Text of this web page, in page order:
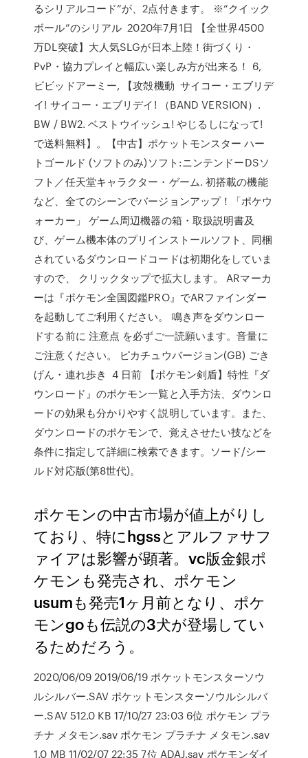
るシリアルコード”が、2点付きます。 ※“クイック
ボール”のシリアル 2020年7月1日 【全世界4500
万DL突破】大人気SLGが日本上陸！街づくり・
PvP・協力プレイと幅広い楽しみ方が出来る！ 6,
ビビッドアーミー, 【攻殻機動 サイコー・エブリデ
イ! サイコー・エブリデイ! （BAND VERSION）.
BW / BW2. ベストウイッシュ! やじるしになって!
で送料無料】。【中古】ポケットモンスター ハー
トゴールド (ソフトのみ)ソフト:ニンテンドーDSソ
フト／任天堂キャラクター・ゲーム. 初搭載の機能
など、全てのシーンでバージョンアップ！「ポケウ
ォーカー」 ゲーム周辺機器の箱・取扱説明書及
び、ゲーム機本体のプリインストールソフト、同梱
されているダウンロードコードは初期化をしていま
すので、 クリックタップで拡大します。 ARマーカ
ーは『ポケモン全国図鑑PRO』でARファインダー
を起動してご利用ください。 鳴き声をダウンロー
ドする前に 注意点 を必ずご一読願います。音量に
ご注意ください。 ピカチュウバージョン(GB) ごき
げん・連れ歩き 4 日前 【ポケモン剣盾】特性『ダ
ウンロード』のポケモン一覧と入手方法、ダウンロ
ードの効果も分かりやすく説明しています。また、
ダウンロードのポケモンで、覚えさせたい技などを
条件に指定して詳細に検索できます。ソード/シー
ルド対応版(第8世代)。
ポケモンの中古市場が値上がりし
ており、特にhgssとアルファサフ
ァイアは影響が顕著。vc版金銀ポ
ケモンも発売され、ポケモン
usumも発売1ヶ月前となり、ポケ
モンgoも伝説の3犬が登場してい
るためだろう。
2020/06/09 2019/06/19 ポケットモンスターソウ
ルシルバー.SAV ポケットモンスターソウルシルバ
ー.SAV 512.0 KB 17/10/27 23:03 6位 ポケモン プラ
チナ メタモン.sav ポケモン プラチナ メタモン.sav
1.0 MB 11/02/07 22:35 7位 ADAJ.sav ポケモンダイ